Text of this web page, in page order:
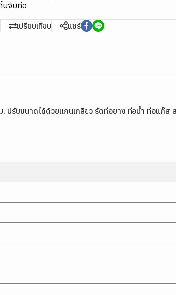
บจับท่อ
เปรียบเทียบ แชร์
รับขนาดได้ด้วยแกนเกลียว รัดท่อยาง ท่อน้ำ ท่อแก๊ส